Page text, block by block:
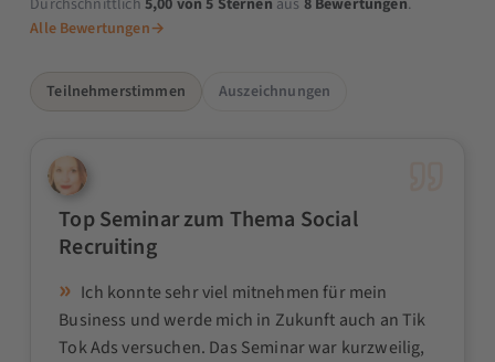
Durchschnittlich 5,00 von 5 Sternen aus 8 Bewertungen.
Alle Bewertungen→
Teilnehmerstimmen Auszeichnungen
Top Seminar zum Thema Social
Recruiting
Ich konnte sehr viel mitnehmen für mein
Business und werde mich in Zukunft auch an Tik
Tok Ads versuchen. Das Seminar war kurzweilig,